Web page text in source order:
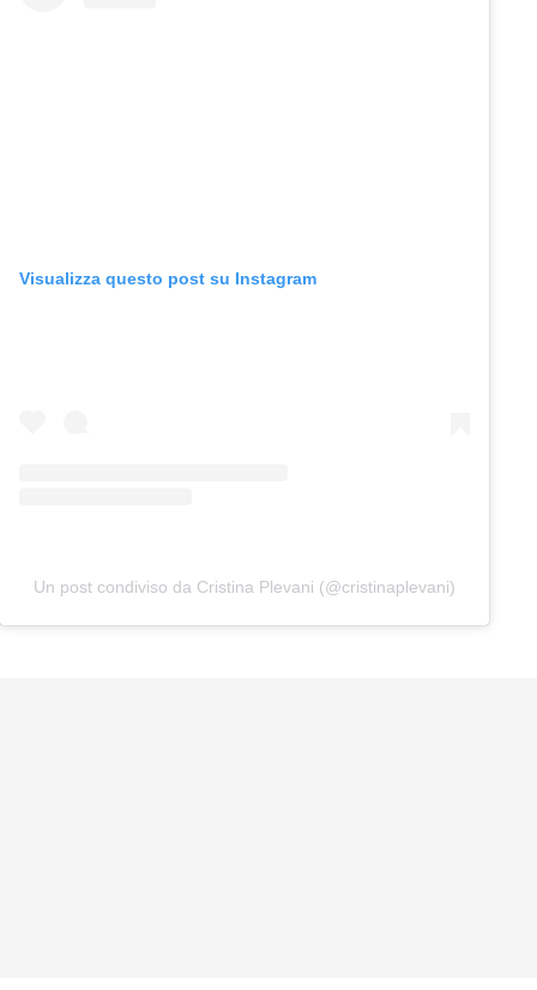
Visualizza questo post su Instagram
Un post condiviso da Cristina Plevani (@cristinaplevani)